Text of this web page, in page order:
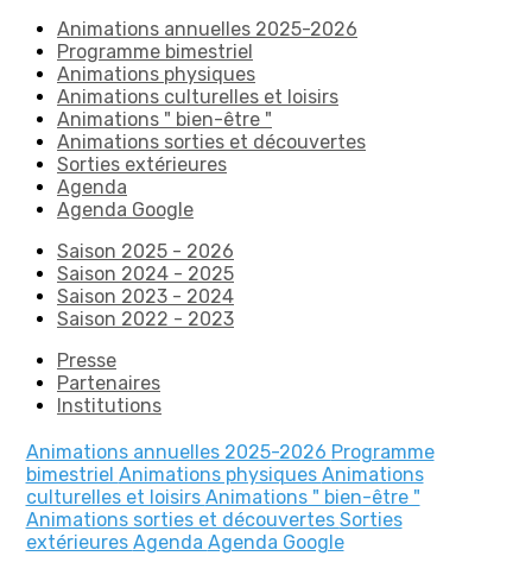
Animations annuelles 2025-2026
Programme bimestriel
Animations physiques
Animations culturelles et loisirs
Animations " bien-être "
Animations sorties et découvertes
Sorties extérieures
Agenda
Agenda Google
Saison 2025 - 2026
Saison 2024 - 2025
Saison 2023 - 2024
Saison 2022 - 2023
Presse
Partenaires
Institutions
Animations annuelles 2025-2026 Programme
bimestriel Animations physiques Animations
culturelles et loisirs Animations " bien-être "
Animations sorties et découvertes Sorties
extérieures Agenda Agenda Google